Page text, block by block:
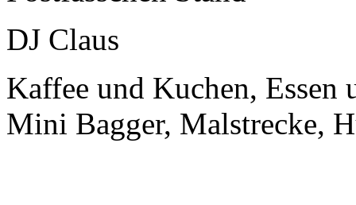
DJ Claus
Kaffee und Kuchen,
Mini Bagger, Malstrecke,